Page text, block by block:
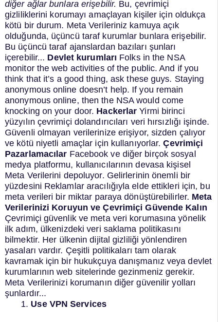
diğer ağlar bunlara erişebilir. Bu, çevrimiçi
gizliliklerini korumayı amaçlayan kişiler için oldukça
kötü bir durum. Meta Verileriniz kamuya açık
olduğunda, üçüncü taraf kurumlar bunlara erişebilir.
Bu üçüncü taraf ajanslardan bazıları şunları
içerebilir... Devlet kurumları Folks in the NSA
monitor the web activities of the public. And if you
think that it’s a good thing,ask these guys. Staying
anonymous online doesn’t help. If you remain
anonymous online, thenthe NSA would come
knocking on your door. Hackerlar Yirmi birinci
yüzyılın çevrimiçi dolandırıcıları veri hırsızlığı işinde.
Güvenli olmayan verilerinize erişiyor, sizden çalıyor
ve kötü niyetli amaçlar için kullanıyorlar. Çevrimiçi
Pazarlamacılar Facebook ve diğer birçok sosyal
medya platformu, kullanıcılarının devasa kişisel
Meta Verilerini depoluyor. Gelirlerinin önemli bir
yüzdesini Reklamlar aracılığıyla elde ettikleri için, bu
meta verileri bir miktar paraya dönüştürebilirler. Meta
Verilerinizi Koruyun ve Çevrimiçi Güvende Kalın
Çevrimiçi güvenlik ve meta veri korumasına yönelik
ilk adım, ülkenizdeki veri saklama politikasını
bilmektir. Her ülkenin dijital gizliliği yönlendiren
yasaları vardır. Çeşitli politikaları tam olarak
kavramak için bir hukukçuya danışmanız veya devlet
kurumlarının web sitelerinde gezinmeniz gerekir.
Meta Verilerinizi korumanın diğer güvenilir yolları
şunlardır...
Use VPN Services